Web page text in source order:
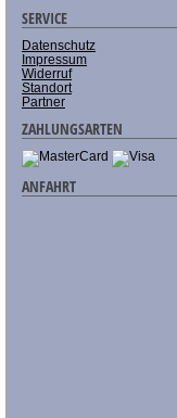
SERVICE
Datenschutz
Impressum
Widerruf
Standort
Partner
ZAHLUNGSARTEN
ANFAHRT